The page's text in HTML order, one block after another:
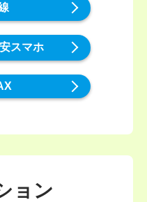
スマホ
ョン